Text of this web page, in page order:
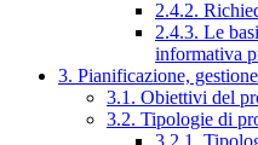
2.4.2.
2.4.3. Le
informativa
3. Pianificazione,
3.1. Obiettivi del
3.2. Tipologie di
3.2.1.